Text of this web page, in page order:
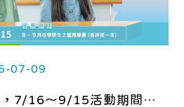
07-09
7/16～9/15活動期間最